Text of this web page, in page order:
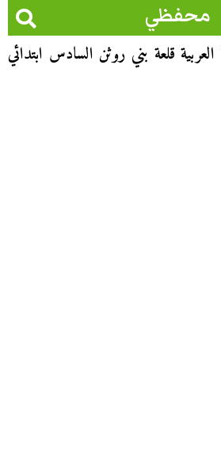
محفظي
العربية قلعة بني روثن السادس ابتدائي